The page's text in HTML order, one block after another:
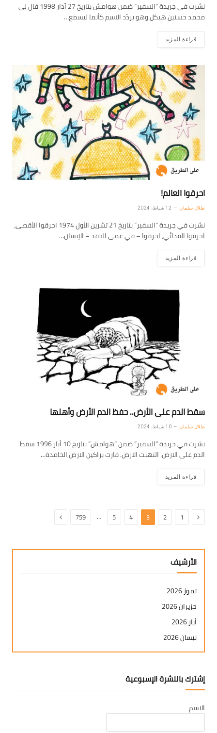
نشرت في جريدة “السفير” ضمن هوامش بتاريخ 27 آذار 1998 قال لي
محمد حسنين هيكل وهو يردّد الاسم كأنما ليسمع…
قراءة المزيد
احرقوا العالم!
طلال سلمان 12 شباط، 2024
نشرت في جريدة “السفير” بتاريخ 21 تشرين الأول 1974 احرقوا الأقصى،
احرقوا الفدائي، احرقوا – في عمى الحقد – الإنسان…
قراءة المزيد
سقط الدم على الأرض.. حفظ الدم الأرض وأهلها
طلال سلمان 10 شباط، 2024
نشرت في جريدة “السفير” ضمن “هوامش” بتاريخ 10 أيار 1996 سقط
الدم على الارض. التهبت الارض. فارت براكين الارض الخامدة…
قراءة المزيد
السابق
1
2
3
4
5
…
759 التالي
الأرشيف
تموز 2026
حزيران 2026
أيار 2026
نيسان 2026
آذار 2026
كانون ثاني 2026
تشرين ثاني 2025
إشترك بالنشرة الإسبوعية
الاسم